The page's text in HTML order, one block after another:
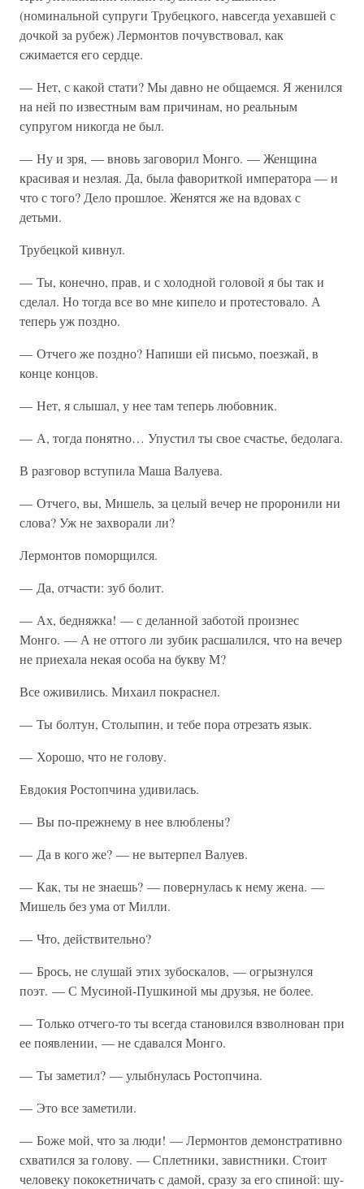
(номинальной супруги Трубецкого, навсегда уехавшей с
дочкой за рубеж) Лермонтов почувствовал, как
сжимается его сердце.
— Нет, с какой стати? Мы давно не общаемся. Я женился
на ней по известным вам причинам, но реальным
супругом никогда не был.
— Ну и зря, — вновь заговорил Монго. — Женщина
красивая и незлая. Да, была фавориткой императора — и
что с того? Дело прошлое. Женятся же на вдовах с
детьми.
Трубецкой кивнул.
— Ты, конечно, прав, и с холодной головой я бы так и
сделал. Но тогда все во мне кипело и протестовало. А
теперь уж поздно.
— Отчего же поздно? Напиши ей письмо, поезжай, в
конце концов.
— Нет, я слышал, у нее там теперь любовник.
— А, тогда понятно… Упустил ты свое счастье, бедолага.
В разговор вступила Маша Валуева.
— Отчего, вы, Мишель, за целый вечер не проронили ни
слова? Уж не захворали ли?
Лермонтов поморщился.
— Да, отчасти: зуб болит.
— Ах, бедняжка! — с деланной заботой произнес
Монго. — А не оттого ли зубик расшалился, что на вечер
не приехала некая особа на букву М?
Все оживились. Михаил покраснел.
— Ты болтун, Столыпин, и тебе пора отрезать язык.
— Хорошо, что не голову.
Евдокия Ростопчина удивилась.
— Вы по-прежнему в нее влюблены?
— Да в кого же? — не вытерпел Валуев.
— Как, ты не знаешь? — повернулась к нему жена. —
Мишель без ума от Милли.
— Что, действительно?
— Брось, не слушай этих зубоскалов, — огрызнулся
поэт. — С Мусиной-Пушкиной мы друзья, не более.
— Только отчего-то ты всегда становился взволнован при
ее появлении, — не сдавался Монго.
— Ты заметил? — улыбнулась Ростопчина.
— Это все заметили.
— Боже мой, что за люди! — Лермонтов демонстративно
схватился за голову. — Сплетники, завистники. Стоит
человеку пококетничать с дамой, сразу за его спиной: шу-